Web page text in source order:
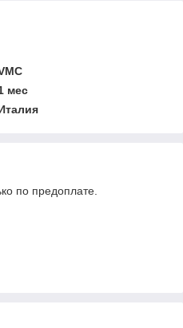
мес
по предоплате.